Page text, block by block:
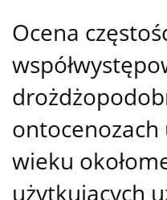
Ocena
wieku
użytkujących